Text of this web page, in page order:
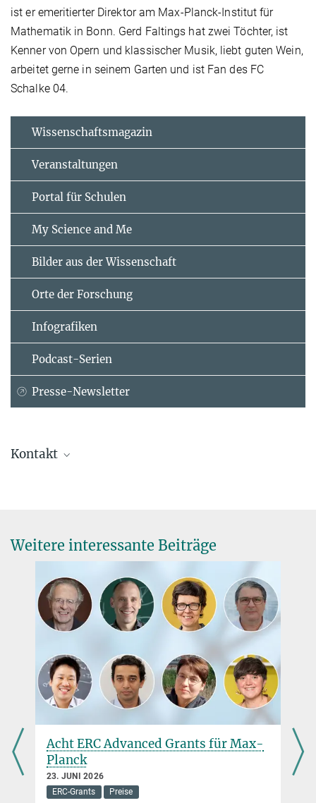
ist er emeritierter Direktor am Max-Planck-Institut für
Mathematik in Bonn. Gerd Faltings hat zwei Töchter, ist
Kenner von Opern und klassischer Musik, liebt guten Wein,
arbeitet gerne in seinem Garten und ist Fan des FC
Schalke 04.
Wissenschaftsmagazin
Veranstaltungen
Portal für Schulen
My Science and Me
Bilder aus der Wissenschaft
Orte der Forschung
Infografiken
Podcast-Serien
Presse-Newsletter
Kontakt
blohmann@...
Weitere interessante Beiträge
Acht ERC Advanced Grants für Max-
Planck
23. JUNI 2026
ERC-Grants
Preise